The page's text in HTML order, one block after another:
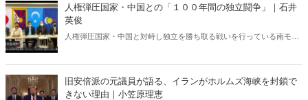
人権弾圧国家・中国との「１００年間の独立闘争」｜石井
英俊
人権弾圧国家・中国と対峙し独立を勝ち取る戦いを行っている南モン
される。
旧安倍派の元議員が語る、イランがホルムズ海峡を封鎖で
きない理由｜小笠原理恵